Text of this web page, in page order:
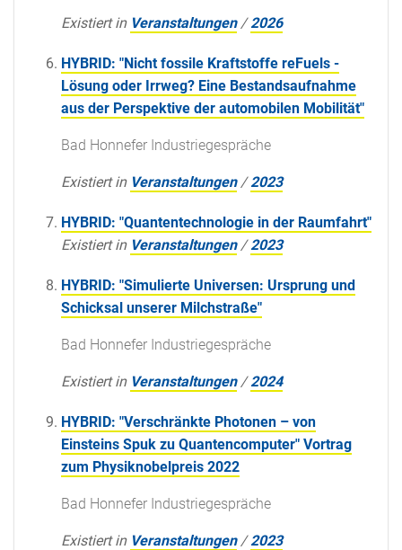
Existiert in Veranstaltungen /2026
HYBRID: "Nicht fossile Kraftstoffe reFuels -
Lösung oder Irrweg? Eine Bestandsaufnahme
aus der Perspektive der automobilen Mobilität"
Bad Honnefer Industriegespräche
Existiert in Veranstaltungen /2023
HYBRID: "Quantentechnologie in der Raumfahrt"
Existiert in Veranstaltungen /2023
HYBRID: "Simulierte Universen: Ursprung und
Schicksal unserer Milchstraße"
Bad Honnefer Industriegespräche
Existiert in Veranstaltungen /2024
HYBRID: "Verschränkte Photonen – von
Einsteins Spuk zu Quantencomputer" Vortrag
zum Physiknobelpreis 2022
Bad Honnefer Industriegespräche
Existiert in Veranstaltungen /2023